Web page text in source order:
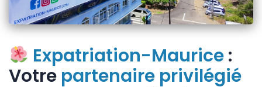
Expatriation-Maurice:
Votre partenaire privilégié